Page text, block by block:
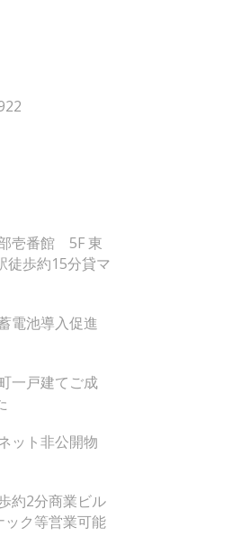
壱番館 5F 東
徒歩約15分貸マ
電池導入促進
一戸建てご成
ット非公開物
約2分商業ビル
ク等営業可能